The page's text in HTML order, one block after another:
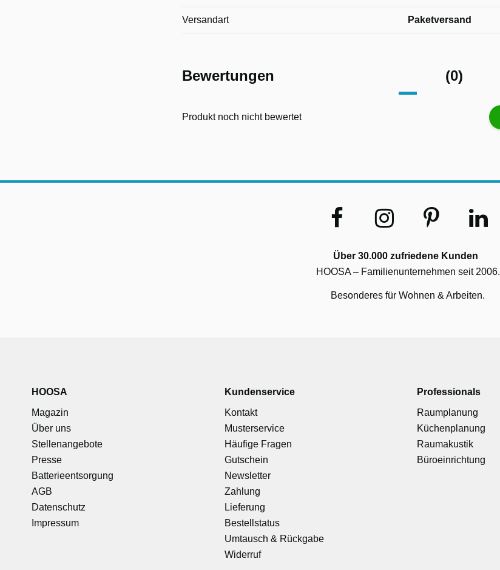
Versandart Paketversand
Bewertungen (0)
Produkt noch nicht bewertet
Über 30.000 zufriedene Kunden
HOOSA – Familienunternehmen seit 2006.
Besonderes für Wohnen & Arbeiten.
HOOSA
Magazin
Über uns
Stellenangebote
Presse
Batterieentsorgung
AGB
Datenschutz
Impressum
Kundenservice
Kontakt
Musterservice
Häufige Fragen
Gutschein
Newsletter
Zahlung
Lieferung
Bestellstatus
Umtausch & Rückgabe
Widerruf
Professionals
Raumplanung
Küchenplanung
Raumakustik
Büroeinrichtung